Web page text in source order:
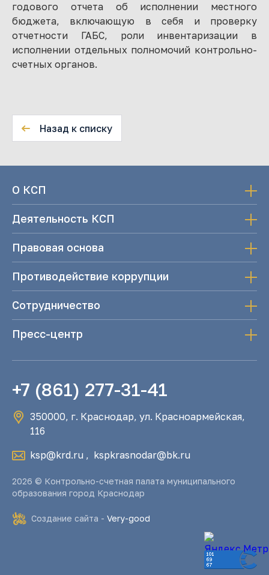
годового отчета об исполнении местного
бюджета, включающую в себя и проверку
отчетности ГАБС, роли инвентаризации в
исполнении отдельных полномочий контрольно-
счетных органов.
Назад к списку
О КСП
Деятельность КСП
Правовая основа
Противодействие коррупции
Сотрудничество
Пресс-центр
+7 (861) 277-31-41
350000, г. Краснодар, ул. Красноармейская,
116
ksp@krd.ru , kspkrasnodar@bk.ru
2026 © Контрольно-счетная палата муниципального
образования город Краснодар
Создание сайта - Very-good